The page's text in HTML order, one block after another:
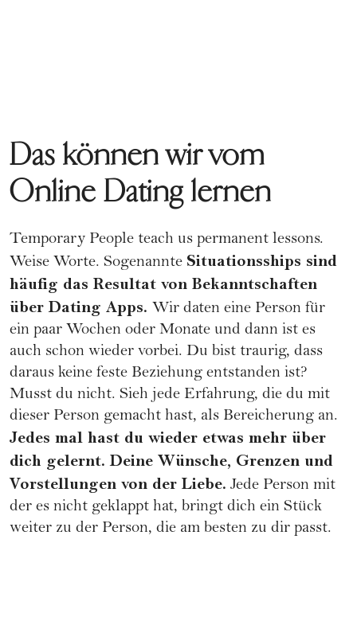
Das können wir vom
Online Dating lernen
Temporary People teach us permanent lessons.
Weise Worte. Sogenannte Situationsships sind
häufig das Resultat von Bekanntschaften
über Dating Apps. Wir daten eine Person für
ein paar Wochen oder Monate und dann ist es
auch schon wieder vorbei. Du bist traurig, dass
daraus keine feste Beziehung entstanden ist?
Musst du nicht. Sieh jede Erfahrung, die du mit
dieser Person gemacht hast, als Bereicherung an.
Jedes mal hast du wieder etwas mehr über
dich gelernt. Deine Wünsche, Grenzen und
Vorstellungen von der Liebe. Jede Person mit
der es nicht geklappt hat, bringt dich ein Stück
weiter zu der Person, die am besten zu dir passt.